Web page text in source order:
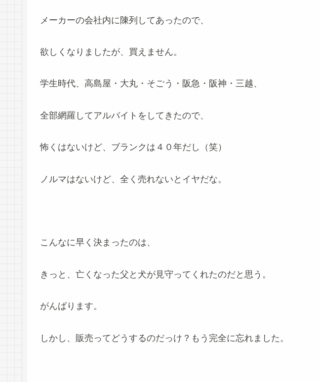
メーカーの会社内に陳列してあったので、
欲しくなりましたが、買えません。
学生時代、高島屋・大丸・そごう・阪急・阪神・三越、
全部網羅してアルバイトをしてきたので、
怖くはないけど、ブランクは４０年だし（笑）
ノルマはないけど、全く売れないとイヤだな。
こんなに早く決まったのは、
きっと、亡くなった父と犬が見守ってくれたのだと思う。
がんばります。
しかし、販売ってどうするのだっけ？もう完全に忘れました。